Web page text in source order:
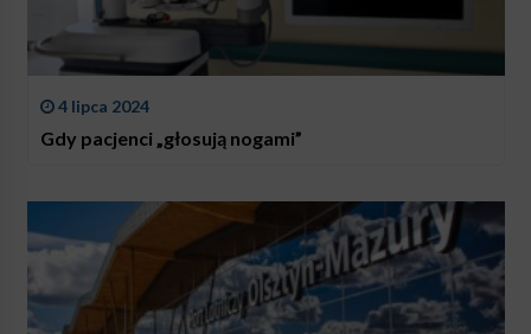
4 lipca 2024
Gdy pacjenci „głosują nogami”